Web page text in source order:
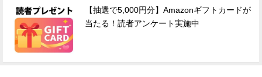
電子設計の基本と応用
エネルギーの専門メディア
【抽選で5,000円分】Amazonギフトカードが
当たる！読者アンケート実施中